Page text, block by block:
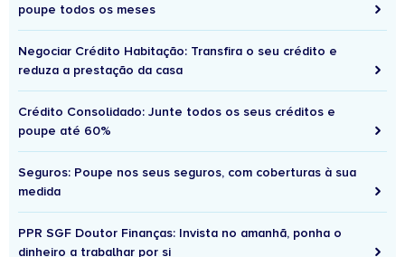
poupe todos os meses
Negociar Crédito Habitação: Transfira o seu crédito e
reduza a prestação da casa
Crédito Consolidado: Junte todos os seus créditos e
poupe até 60%
Seguros: Poupe nos seus seguros, com coberturas à sua
medida
PPR SGF Doutor Finanças: Invista no amanhã, ponha o
dinheiro a trabalhar por si